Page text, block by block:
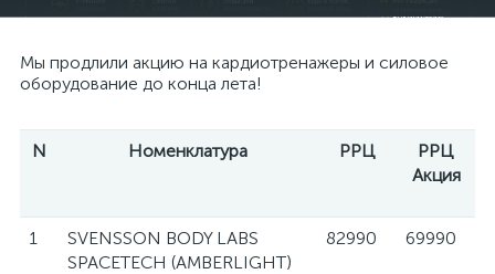
Мы продлили акцию на кардиотренажеры и силовое
оборудование до конца лета!
N Номенклатура РРЦ
РРЦ
Акция
1
SVENSSON BODY LABS
SPACETECH (AMBERLIGHT)
82990 69990